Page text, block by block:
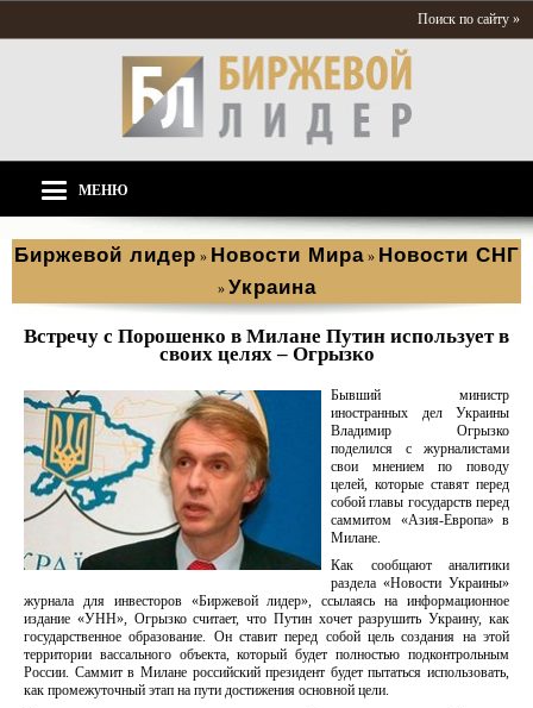
Поиск по сайту »
МЕНЮ
Биржевой лидер » Новости Мира » Новости СНГ
» Украина
Встречу с Порошенко в Милане Путин использует в
своих целях – Огрызко
Бывший министр
иностранных дел Украины
Владимир Огрызко
поделился с журналистами
свои мнением по поводу
целей, которые ставят перед
собой главы государств перед
саммитом «Азия-Европа» в
Милане.
Как сообщают аналитики
раздела «Новости Украины»
журнала для инвесторов «Биржевой лидер», ссылаясь на информационное
издание «УНН», Огрызко считает, что Путин хочет разрушить Украину, как
государственное образование. Он ставит перед собой цель создания на этой
территории вассального объекта, который будет полностью подконтрольным
России. Саммит в Милане российский президент будет пытаться использовать,
как промежуточный этап на пути достижения основной цели.